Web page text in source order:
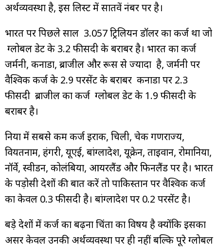
अर्थव्यवस्था है, इस लिस्ट में सातवें नंबर पर है।
भारत पर पिछले साल 3.057 ट्रिलियन डॉलर का कर्ज था जो
ग्लोबल डेट के 3.2 फीसदी के बराबर है। भारत का कर्ज
जर्मनी, कनाडा, ब्राजील और रूस से ज्यादा है, जर्मनी पर
वैश्विक कर्ज के 2.9 परसेंट के बराबर कनाडा पर 2.3
फीसदी ब्राजील का कर्ज ग्लोबल डेट के 1.9 फीसदी के
बराबर है।
दुनिया में सबसे कम कर्ज इराक, चिली, चेक गणराज्य,
वियतनाम, हंगरी, यूएई, बांग्लादेश, यूक्रेन, ताइवान, रोमानिया,
नॉर्वे, स्वीडन, कोलंबिया, आयरलैंड और फिनलैंड पर है। भारत
के पड़ोसी देशों की बात करें तो पाकिस्तान पर वैश्विक कर्ज
का केवल 0.3 फीसदी है। बांग्लादेश पर 0.2 परसेंट है।
बड़े देशों में कर्ज का बढ़ना चिंता का विषय है क्योंकि इसका
असर केवल उनकी अर्थव्यवस्था पर ही नहीं बल्कि पूरे ग्लोबल